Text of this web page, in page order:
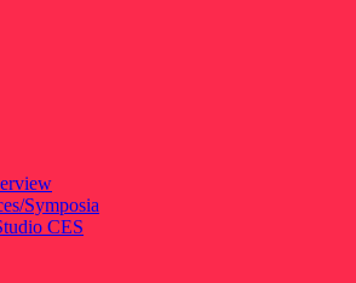
Symposia
CES